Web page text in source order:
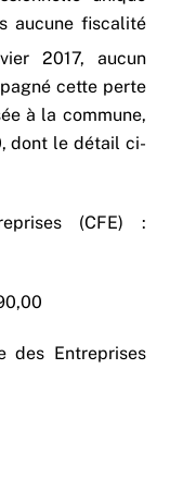
aucune fiscalité
2017, aucun
cette perte
à la commune,
dont le détail ci-
(CFE) :
des Entreprises